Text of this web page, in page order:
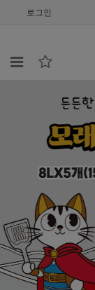
로그인